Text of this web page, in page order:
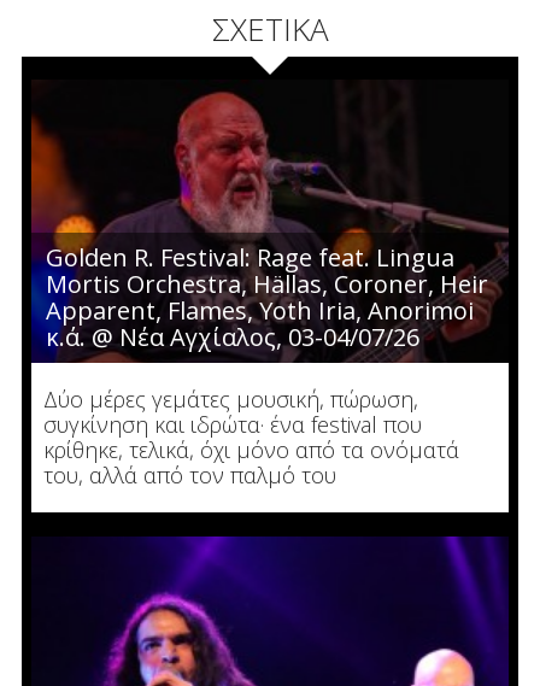
ΣΧΕΤΙΚΑ
Golden R. Festival: Rage feat. Lingua
Mortis Orchestra, Hällas, Coroner, Heir
Apparent, Flames, Yoth Iria, Anorimoi
κ.ά. @ Νέα Αγχίαλος, 03-04/07/26
Δύο μέρες γεμάτες μουσική, πώρωση,
συγκίνηση και ιδρώτα· ένα festival που
κρίθηκε, τελικά, όχι μόνο από τα ονόματά
του, αλλά από τον παλμό του